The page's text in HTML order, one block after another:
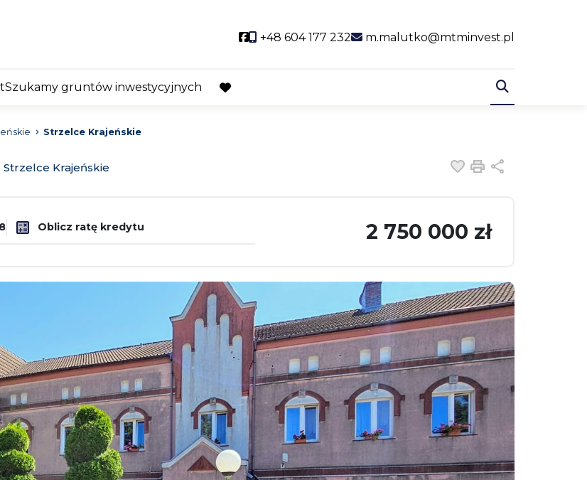
Social link
+48 604 177 232 m.malutko@mtminvest.pl
Szukamy gruntów inwestycyjnych
favorite
Strzelce Krajeńskie
Strzelce Krajeńskie Dodaj do
Drukuj
Oblicz ratę kredytu 2 750 000 zł